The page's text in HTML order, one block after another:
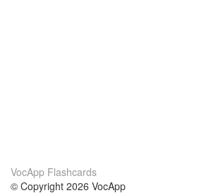
VocApp Flashcards
© Copyright 2026 VocApp